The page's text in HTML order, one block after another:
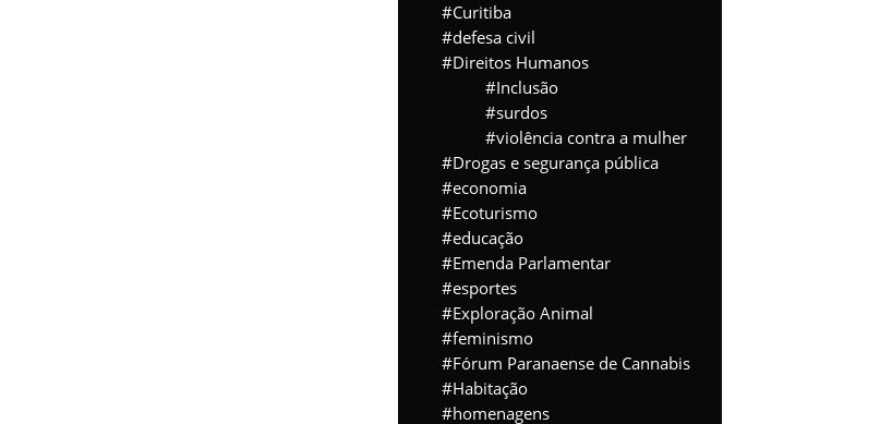
Curitiba
defesa civil
Direitos Humanos
Inclusão
surdos
violência contra a mulher
Drogas e segurança pública
economia
Ecoturismo
educação
Emenda Parlamentar
esportes
Exploração Animal
feminismo
Fórum Paranaense de Cannabis
Habitação
homenagens